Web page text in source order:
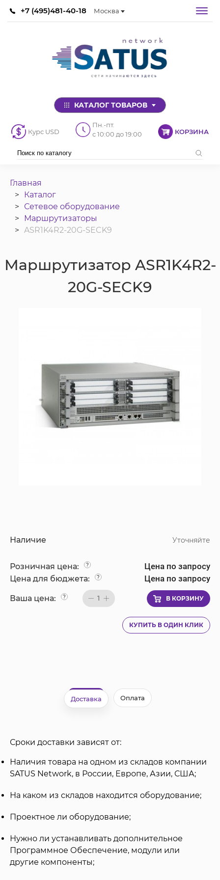
+7 (495)481-40-18 Москва
КАТАЛОГ ТОВАРОВ
Курс USD
Пн.-пт.
с 10:00 до 19:00
КОРЗИНА
Главная
Каталог
Сетевое оборудование
Маршрутизаторы
ASR1K4R2-20G-SECK9
Маршрутизатор ASR1K4R2-
20G-SECK9
Наличие Уточняйте
Розничная цена: ? Цена по запросу
Цена для бюджета: ? Цена по запросу
Ваша цена: ? 1 В КОРЗИНУ
КУПИТЬ В ОДИН КЛИК
Доставка Оплата
Сроки доставки зависят от:
Наличия товара на одном из складов компании
SATUS Network, в России, Европе, Азии, США;
На каком из складов находится оборудование;
Проектное ли оборудование;
Нужно ли устанавливать дополнительное
Программное Обеспечение, модули или
другие компоненты;